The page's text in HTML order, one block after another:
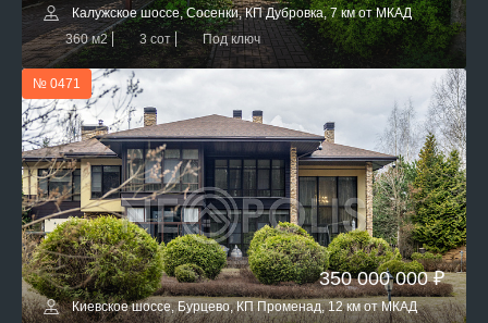
Калужское шоссе, Сосенки, КП Дубровка, 7 км от МКАД
360 м2
3 сот Под ключ
№ 0471
350 000 000 ₽
Киевское шоссе, Бурцево, КП Променад, 12 км от МКАД